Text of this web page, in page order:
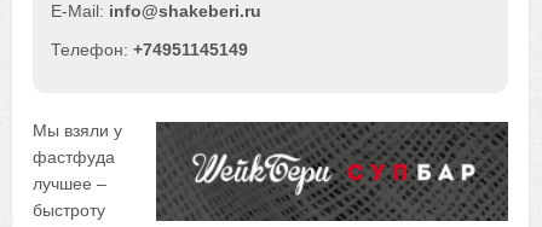
info@shakeberi.ru
+74951145149
Мы взяли у
фастфуда
лучшее –
быстроту